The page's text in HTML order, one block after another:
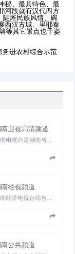
秘、最具特色、最
河段就有汉代四方
陡滩民族风情、碗
西汉古城、里耶秦
等其它景点也千姿
务进农村综合示范
卫视高清频道
湖南电视台是湖南省最权威的电视机构，1997年1月1日，湖南电视台第一套节目正式通过亚洲2号卫星传送，频道呼号&ld...
经视频道
公共频道